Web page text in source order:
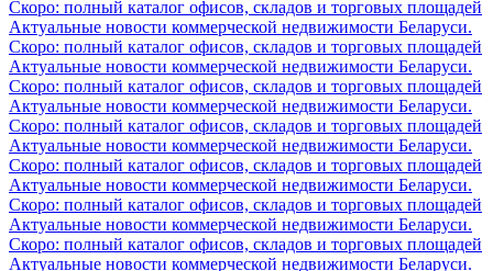
Скоро: полный каталог офисов, складов и торговых площадей
Актуальные новости коммерческой недвижимости Беларуси.
Скоро: полный каталог офисов, складов и торговых площадей
Актуальные новости коммерческой недвижимости Беларуси.
Скоро: полный каталог офисов, складов и торговых площадей
Актуальные новости коммерческой недвижимости Беларуси.
Скоро: полный каталог офисов, складов и торговых площадей
Актуальные новости коммерческой недвижимости Беларуси.
Скоро: полный каталог офисов, складов и торговых площадей
Актуальные новости коммерческой недвижимости Беларуси.
Скоро: полный каталог офисов, складов и торговых площадей
Актуальные новости коммерческой недвижимости Беларуси.
Скоро: полный каталог офисов, складов и торговых площадей
Актуальные новости коммерческой недвижимости Беларуси.